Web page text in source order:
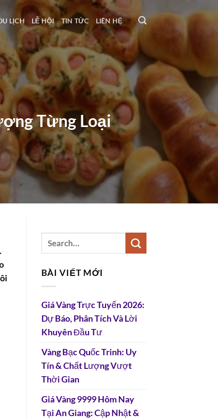
LỊCH LỄ HỘI TIN TỨC LIÊN HỆ
Từng Loại
BÀI VIẾT MỚI
Giá Vàng Trực Tuyến 2026:
Dự Báo, Phân Tích Và Lời
Khuyên Đầu Tư
Vàng Bạc Quốc Trinh: Uy
Tín & Chất Lượng Vượt
Thời Gian
Giá Vàng 9999 Hôm Nay
Tại An Giang: Cập Nhật &